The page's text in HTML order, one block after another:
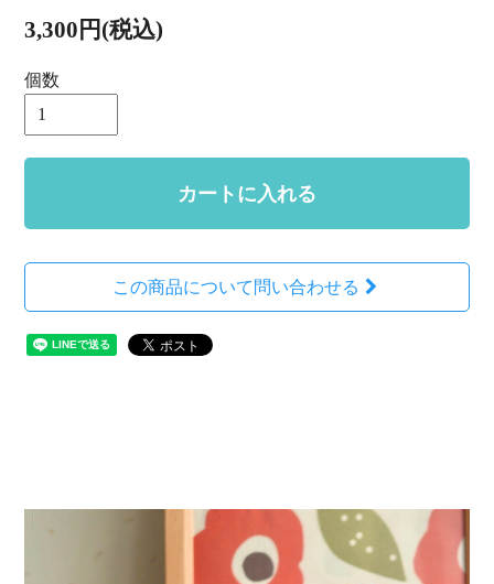
3,300円(税込)
個数
カートに入れる
この商品について問い合わせる